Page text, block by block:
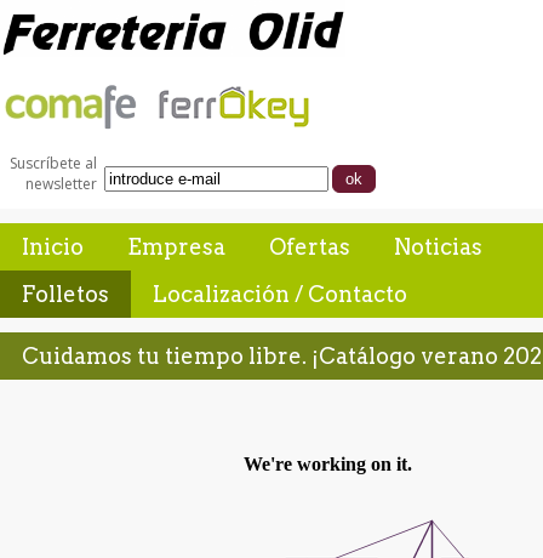
Suscríbete al
newsletter
Inicio Empresa Ofertas
Noticias
Folletos
Localización / Contacto
Cuidamos tu tiempo libre. ¡Catálogo verano